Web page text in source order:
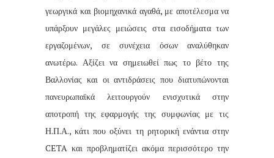
γεωργικά και βιομηχανικά αγαθά, με αποτέλεσμα να
υπάρξουν μεγάλες μειώσεις στα εισοδήματα των
εργαζομένων, σε συνέχεια όσων αναλύθηκαν
ανωτέρω. Αξίζει να σημειωθεί πως το βέτο της
Βαλλονίας και οι αντιδράσεις που διατυπώνονται
πανευρωπαϊκά λειτουργούν ενισχυτικά στην
αποτροπή της εφαρμογής της συμφωνίας με τις
Η.Π.Α., κάτι που οξύνει τη ρητορική ενάντια στην
CETA και προβληματίζει ακόμα περισσότερο την